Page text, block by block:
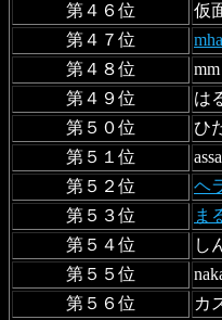
第４６位
仮
第４７位
第４８位
第４９位
は
第５０位
ひ
第５１位
第５２位
ヘ
第５３位
ま
第５４位
し
第５５位
第５６位
カ